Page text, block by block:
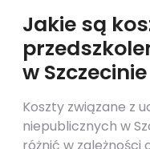
Jakie są
w Szczecinie
Koszty związane z
niepublicznych w